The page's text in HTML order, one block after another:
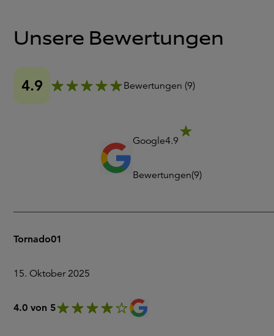
Unsere Bewertungen
4.9 Bewertungen (9)
Google4.9
Bewertungen(9)
Tornado01
15. Oktober 2025
4.0 von 5